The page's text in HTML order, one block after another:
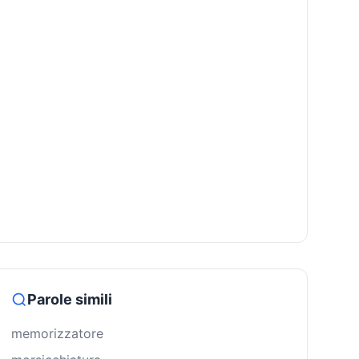
Parole simili
memorizzatore